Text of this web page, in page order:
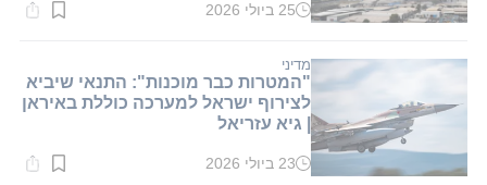
זמן
דקות.
25 ביולי 2026
מדיני
"המטרות כבר מוכנות": התנאי שיביא
לצירוף ישראל למערכה כוללת באיראן
| גיא עזריאל
זמן23 ביולי 2026